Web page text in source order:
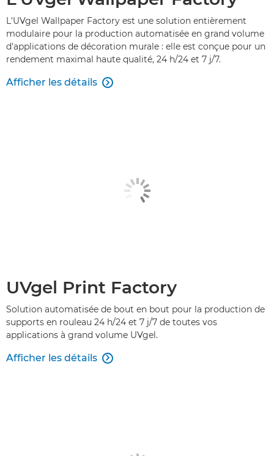
L'UVgel Wallpaper Factory est une solution entièrement
modulaire pour la production automatisée en grand volume
d'applications de décoration murale : elle est conçue pour un
rendement maximal haute qualité, 24 h/24 et 7 j/7.
Afficher les détails 
UVgel Print Factory
Solution automatisée de bout en bout pour la production de
supports en rouleau 24 h/24 et 7 j/7 de toutes vos
applications à grand volume UVgel.
Afficher les détails 